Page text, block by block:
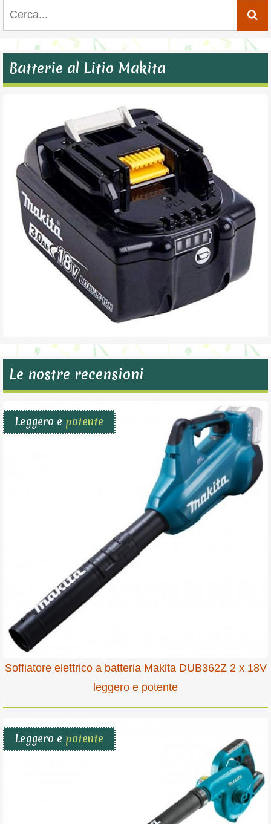
Batterie al Litio Makita
Le nostre recensioni
Leggero e potente
Soffiatore elettrico a batteria Makita DUB362Z 2 x 18V
leggero e potente
Leggero e potente